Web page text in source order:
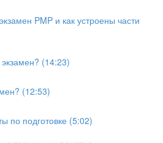
PMP и как устроены части
(14:23)
(12:53)
по подготовке (5:02)